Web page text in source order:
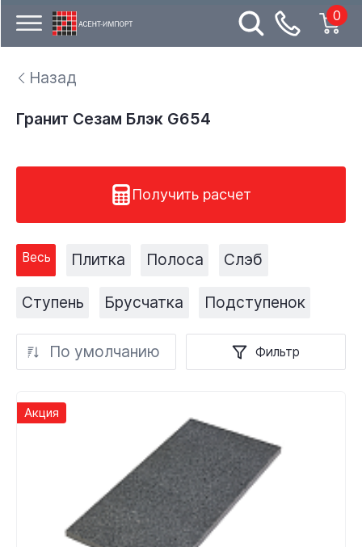
0
Назад
Гранит Сезам Блэк G654
Получить расчет
Весь Плитка Полоса Слэб
Ступень Брусчатка Подступенок
По умолчанию Фильтр
Акция